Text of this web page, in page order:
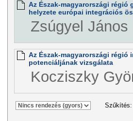
Az Észak-magyarországi régió
helyzete európai integrációs
Zsúgyel János
Az Észak-magyarországi régió
potenciáljának vizsgálata
Kocziszky
Szűkítés: